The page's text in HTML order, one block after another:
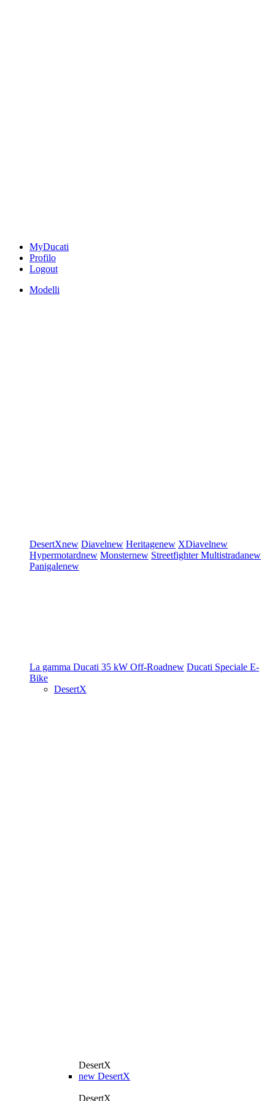
MyDucati
Profilo
Logout
Modelli
DesertXnew Diavelnew Heritagenew XDiavelnew
Hypermotardnew Monsternew StreetfighterMultistradanew
Panigalenew
La gamma Ducati 35 kW Off-Roadnew Ducati Speciale E-
Bike
DesertX
DesertX
new DesertX
DesertX